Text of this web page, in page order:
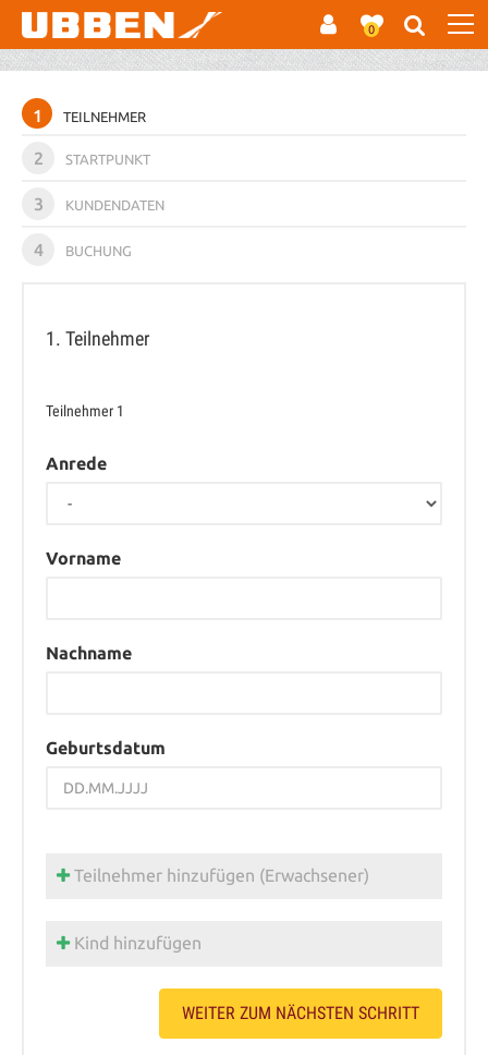
0
1 TEILNEHMER
2 STARTPUNKT
3 KUNDENDATEN
4 BUCHUNG
1. Teilnehmer
Teilnehmer 1
Anrede
Vorname
Nachname
Geburtsdatum
Teilnehmer hinzufügen (Erwachsener)
Kind hinzufügen
WEITER ZUM NÄCHSTEN SCHRITT